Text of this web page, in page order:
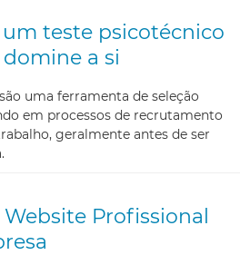
teste psicotécnico
a si
uma ferramenta de seleção
em processos de recrutamento
geralmente antes de ser
Profissional